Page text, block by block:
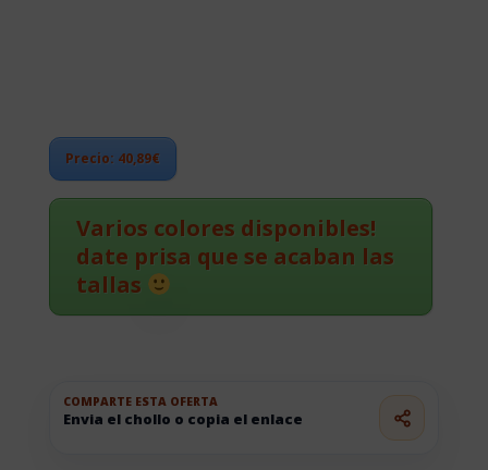
Precio: 40,89€
Varios colores disponibles!
date prisa que se acaban las
tallas
COMPARTE ESTA OFERTA
Envia el chollo o copia el enlace